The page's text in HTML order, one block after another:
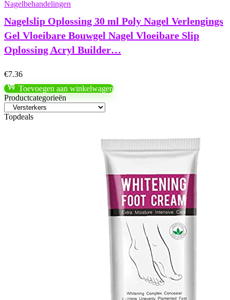
Nagelbehandelingen
Nagelslip Oplossing 30 ml Poly Nagel Verlengings
Gel Vloeibare Bouwgel Nagel Vloeibare Slip
Oplossing Acryl Builder…
€7.36
Toevoegen aan winkelwagen
Productcategorieën
Topdeals